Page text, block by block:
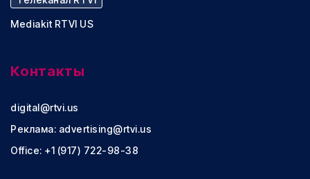
Mediakit RTVI US
Контакты
digital@rtvi.us
Реклама: advertising@rtvi.us
Office: +1 (917) 722-98-38